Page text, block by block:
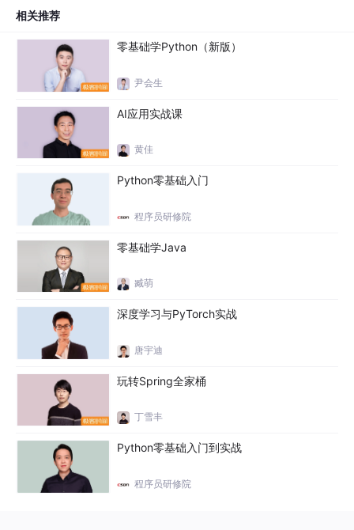
相关推荐
零基础学Python（新版）
尹会生
AI应用实战课
黄佳
Python零基础入门
程序员研修院
零基础学Java
臧萌
深度学习与PyTorch实战
唐宇迪
玩转Spring全家桶
丁雪丰
Python零基础入门到实战
程序员研修院